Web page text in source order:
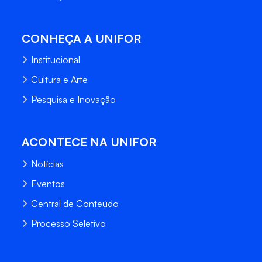
CONHEÇA A UNIFOR
Institucional
Cultura e Arte
Pesquisa e Inovação
ACONTECE NA UNIFOR
Notícias
Eventos
Central de Conteúdo
Processo Seletivo